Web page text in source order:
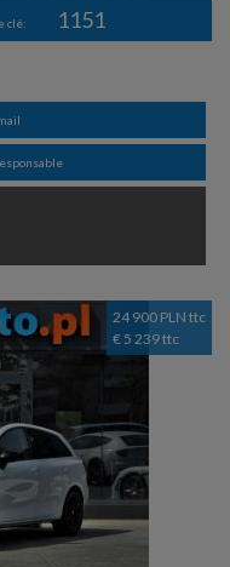
clé: 1151
24 900 PLN ttc
€ 5 239 ttc